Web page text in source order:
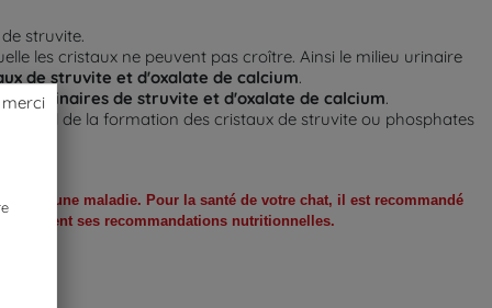
struvite.
les cristaux ne peuvent pas croître. Ainsi le milieu urinaire
de struvite et d'oxalate de calcium.
urinaires de struvite et d'oxalate de calcium.
de la formation des cristaux de struvite ou phosphates
d’une maladie. Pour la santé de votre chat, il est recommandé
ses recommandations nutritionnelles.